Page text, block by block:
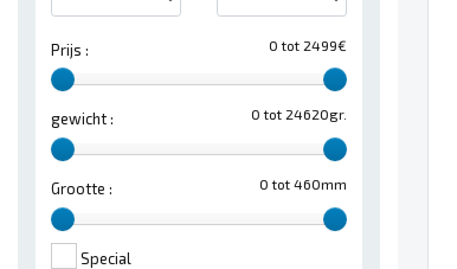
0 tot 2499€
Prijs :
0 tot 24620gr.
gewicht :
0 tot 460mm
Grootte :
Special